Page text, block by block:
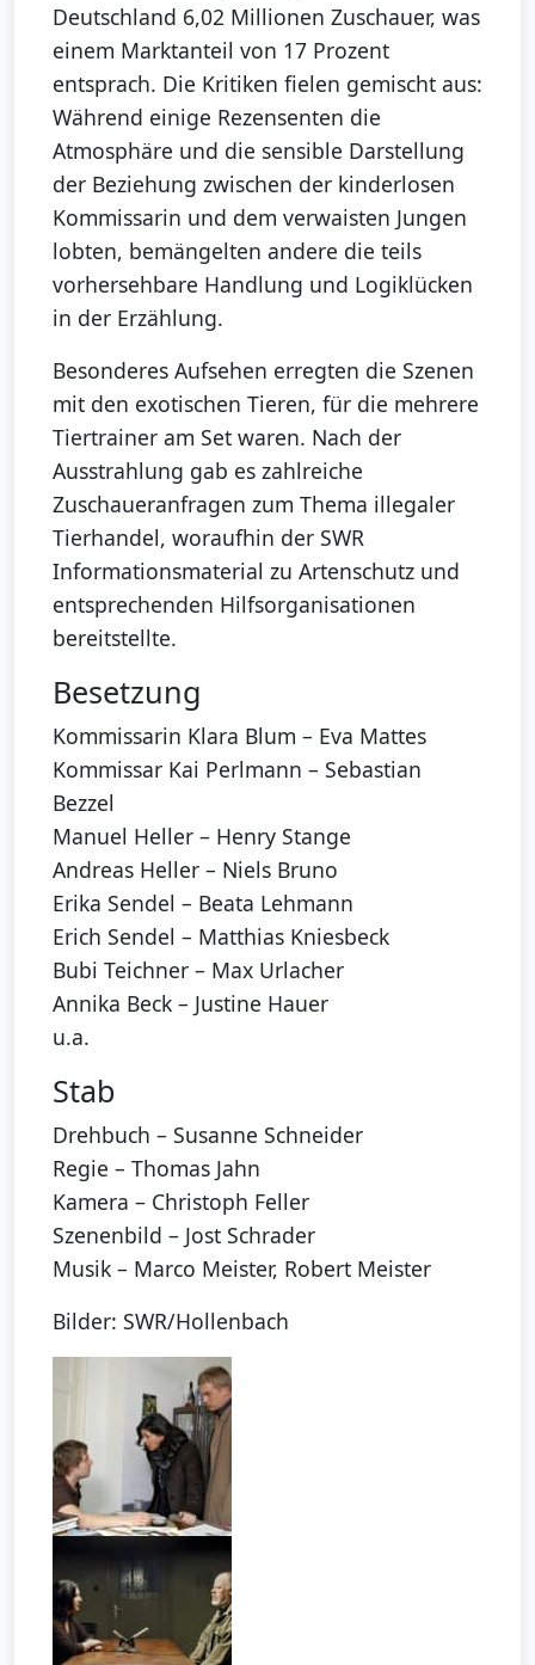
Deutschland 6,02 Millionen Zuschauer, was
einem Marktanteil von 17 Prozent
entsprach. Die Kritiken fielen gemischt aus:
Während einige Rezensenten die
Atmosphäre und die sensible Darstellung
der Beziehung zwischen der kinderlosen
Kommissarin und dem verwaisten Jungen
lobten, bemängelten andere die teils
vorhersehbare Handlung und Logiklücken
in der Erzählung.
Besonderes Aufsehen erregten die Szenen
mit den exotischen Tieren, für die mehrere
Tiertrainer am Set waren. Nach der
Ausstrahlung gab es zahlreiche
Zuschaueranfragen zum Thema illegaler
Tierhandel, woraufhin der SWR
Informationsmaterial zu Artenschutz und
entsprechenden Hilfsorganisationen
bereitstellte.
Besetzung
Kommissarin Klara Blum – Eva Mattes
Kommissar Kai Perlmann – Sebastian
Bezzel
Manuel Heller – Henry Stange
Andreas Heller – Niels Bruno
Erika Sendel – Beata Lehmann
Erich Sendel – Matthias Kniesbeck
Bubi Teichner – Max Urlacher
Annika Beck – Justine Hauer
u.a.
Stab
Drehbuch – Susanne Schneider
Regie – Thomas Jahn
Kamera – Christoph Feller
Szenenbild – Jost Schrader
Musik – Marco Meister, Robert Meister
Bilder: SWR/Hollenbach